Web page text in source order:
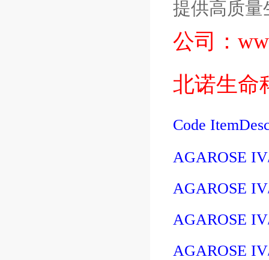
提供高质量
公司：
北诺生命
Code
AGAROSE
AGAROSE
AGAROSE
AGAROSE